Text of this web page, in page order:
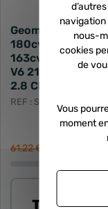
Geométrie
180cv, 185cv,
163cv, 177cv,
V6 218cv, 2.4 TD
2.8 CRD 163cv,
REF : STL-GEO-016-014
61,22 €
navigation
nous-
cookies
de
Vous
moment